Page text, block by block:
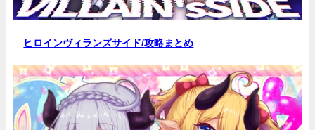
ヒロインヴィランズサイド/攻略まとめ